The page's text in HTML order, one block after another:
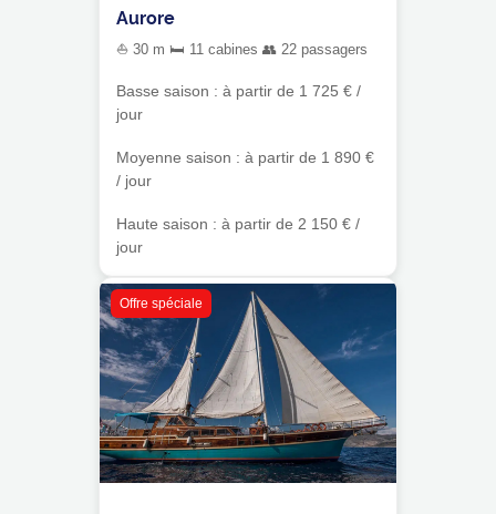
Aurore
⛵ 30 m 🛏 11 cabines 👥 22 passagers
Basse saison : à partir de 1 725 € /
jour
Moyenne saison : à partir de 1 890 €
/ jour
Haute saison : à partir de 2 150 € /
jour
Offre spéciale